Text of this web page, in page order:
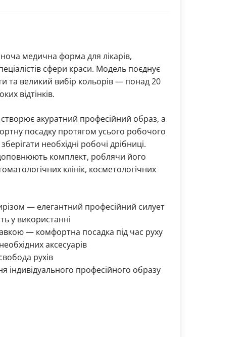
медична форма для лікарів,
сфери краси. Модель поєднує
та великий вибір кольорів — понад 20
відтінків.
акуратний професійний образ, а
посадку протягом усього робочого
необхідні робочі дрібниці.
комплект, роблячи його
клінік, косметологічних
— елегантний професійний силует
у використанні
— комфортна посадка під час руху
аксесуарів
рухів
індивідуального професійного образу